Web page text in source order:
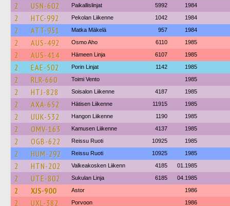
2 USN-602 Paikallislinjat 5992 1984
2 HTC-992 Pekolan Liikenne 1042 1984
2 ATT-951 Matka Mäkelä 957 1984
2 AUS-492 Osmo Aho 6110 1985
2 AUS-414 Hämeen Linja 6107 1985
2 EAE-502 Porin Linjat 1142 1985
2 RLR-660 Toimi Vento 1985
2 HTJ-828 Soisalon Liikenne 4187 1985
2 AXA-652 Hätisen Liikenne 11915 1985
2 UUK-532 Hangon Liikenne 1190 1985
2 OMV-163 Kamusen Liikenne 4137 1985
2 OGB-622 Reissu Ruoti 10925 1985
2 HUM-292 Reissu Ruoti 10925 1985
2 HTN-202 Valkeakosken Liikenn 4185 01.1985
2 UTE-802 Sukulan Linja 6185 04.1985
2 XJS-900 Astor 1986
2 UXL-382 Porvoon 1986